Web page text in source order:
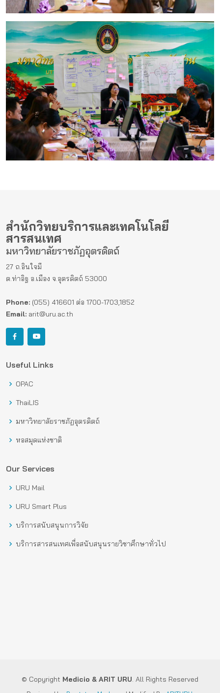
สำนักวิทยบริการและเทคโนโลยี
สารสนเทศ
มหาวิทยาลัยราชภัฏอุตรดิตถ์
27 ถ.อินใจมี
ต.ท่าอิฐ อ.เมือง จ.อุตรดิตถ์ 53000
Phone: (055) 416601 ต่อ 1700-1703,1852
Email: arit@uru.ac.th
Useful Links
OPAC
ThaiLIS
มหาวิทยาลัยราชภัฏอุตรดิตถ์
หอสมุดแห่งชาติ
Our Services
URU Mail
URU Smart Plus
บริการสนับสนุนการวิจัย
บริการสารสนเทศเพื่อสนับสนุนรายวิชาศึกษาทั่วไป
© Copyright Medicio & ARIT URU. All Rights Reserved